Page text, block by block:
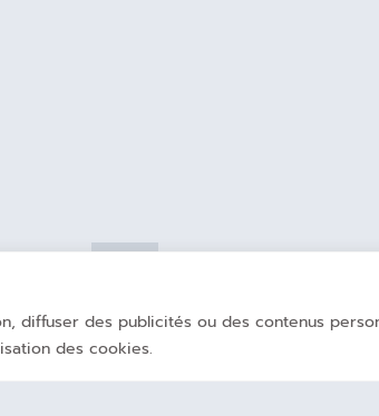
diffuser des publicités ou des contenus
des cookies.